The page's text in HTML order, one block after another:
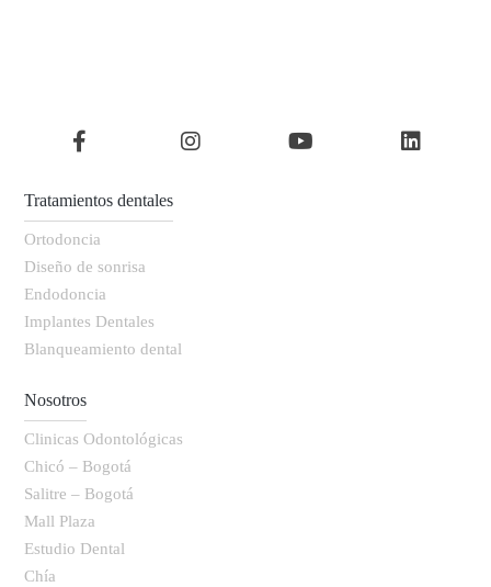
Tratamientos dentales
Ortodoncia
Diseño de sonrisa
Endodoncia
Implantes Dentales
Blanqueamiento dental
Nosotros
Clinicas Odontológicas
Chicó – Bogotá
Salitre – Bogotá
Mall Plaza
Estudio Dental
Chía